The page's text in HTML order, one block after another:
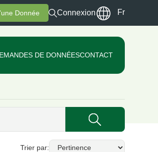
Donnée Connexion Fr
DE DONNÉESCONTACT
Trier par